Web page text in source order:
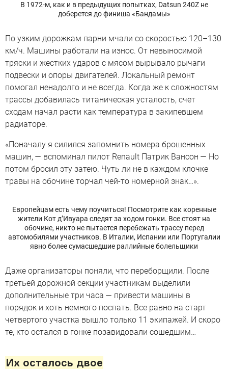
В 1972-м, как и в предыдущих попытках, Datsun 240Z не
доберется до финиша «Бандамы»
По узким дорожкам парни мчали со скоростью 120–130
км/ч. Машины работали на износ. От невыносимой
тряски и жестких ударов с мясом вырывало рычаги
подвески и опоры двигателей. Локальный ремонт
помогал ненадолго и не всегда. Когда же к сложностям
трассы добавилась титаническая усталость, счет
сходам начал расти как температура в закипевшем
радиаторе.
«Поначалу я силился запомнить номера брошенных
машин, — вспоминал пилот Renault Патрик Вансон — Но
потом бросил эту затею. Чуть ли не в каждом клочке
травы на обочине торчал чей-то номерной знак…».
Европейцам есть чему поучиться! Посмотрите как коренные
жители Кот д’Ивуара следят за ходом гонки. Все стоят на
обочине, никто не пытается перебежать трассу перед
автомобилями участников. В Италии, Испании или Португалии
явно более сумасшедшие раллийные болельщики
Даже организаторы поняли, что переборщили. После
третьей дорожной секции участникам выделили
дополнительные три часа — привести машины в
порядок и хоть немного поспать. Все равно на старт
четвертого участка вышло только 11 экипажей. И скоро
те, кто остался в гонке позавидовали сошедшим…
Их осталось двое